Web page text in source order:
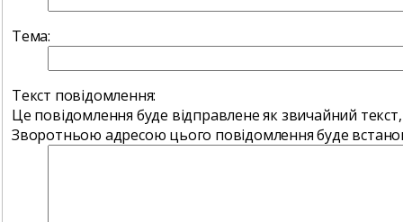
Тема:
Текст повідомлення:
Це повідомлення буде відправлене як звичайний
Зворотньою адресою цього повідомлення буде